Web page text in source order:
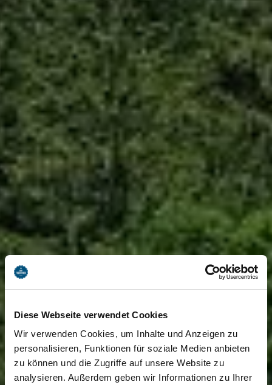
Diese Webseite verwendet Cookies
Wir verwenden Cookies, um Inhalte und Anzeigen zu
personalisieren, Funktionen für soziale Medien anbieten
zu können und die Zugriffe auf unsere Website zu
analysieren. Außerdem geben wir Informationen zu Ihrer